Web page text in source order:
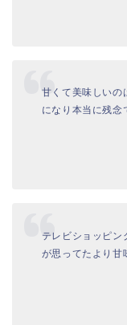
甘くて美味しいの
になり本当に残念
テレビショッピン
が思ってたより甘